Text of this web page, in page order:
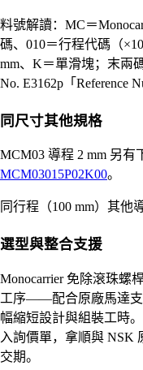
料號解讀：MC＝
碼、010＝行程代碼（
mm、K＝單滑塊；末兩
No. E3162p「Reference
同尺寸其他規格
MCM03 導程 2 mm 另有
MCM03015P02K00。
同行程（100 mm）其他
選型與整合支援
Monocarrier 免除滾珠螺
工序——配合原廠馬達支
幅縮短設計與組裝工時
入詢價單，拿順與 NSK
交期。